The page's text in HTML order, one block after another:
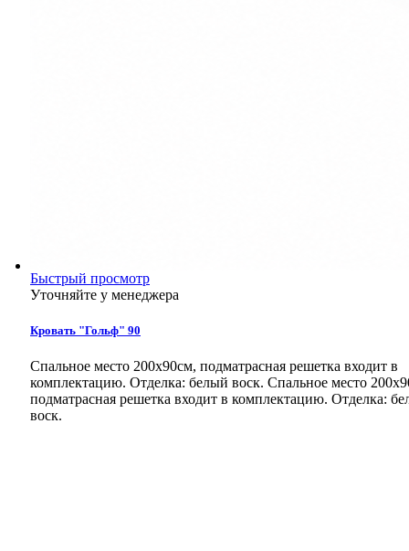
Быстрый просмотр
Уточняйте у менеджера
Кровать "Гольф" 90
Спальное место 200х90см, подматрасная решетка входит в
комплектацию. Отделка: белый воск. Спальное место
подматрасная решетка входит в комплектацию. Отделка:
воск.